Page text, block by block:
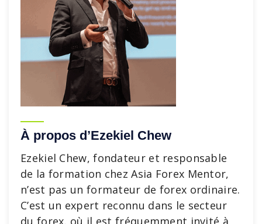
À propos d’Ezekiel Chew
Ezekiel Chew, fondateur et responsable
de la formation chez Asia Forex Mentor,
n’est pas un formateur de forex ordinaire.
C’est un expert reconnu dans le secteur
du forex, où il est fréquemment invité à